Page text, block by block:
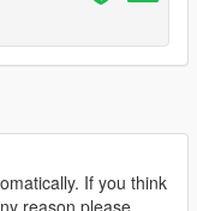
If you think
reason please